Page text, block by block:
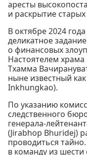
аресты
и раскрытие старых
В октябре 2024
деликатное
о финансовых
Настоятелем
Тхамма
ныне известный
Inkhungkao).
По указанию
следственного
генерала-
(Jirabhop Bhuridej)
проводиться
в команду из